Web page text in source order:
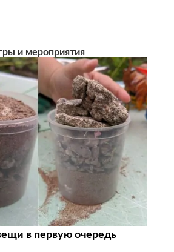
и мероприятия
в первую очередь